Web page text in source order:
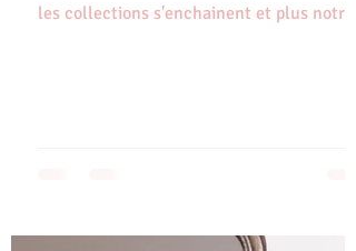
les collections s'enchainent et plus notre